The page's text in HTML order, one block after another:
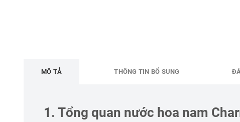
MÔ TẢ THÔNG TIN BỔ SUNG
1. Tổng quan nước hoa nam